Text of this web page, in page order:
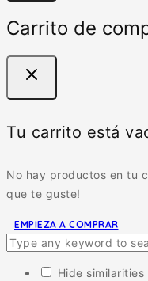
Carrito de
Tu carrito está
No hay productos en tu
que te guste!
EMPIEZA A COMPRAR
Hide similarities